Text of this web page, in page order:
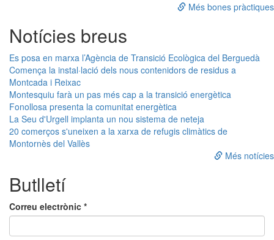
Més bones pràctiques
Notícies breus
Es posa en marxa l’Agència de Transició Ecològica del Berguedà
Comença la instal·lació dels nous contenidors de residus a
Montcada i Reixac
Montesquiu farà un pas més cap a la transició energètica
Fonollosa presenta la comunitat energètica
La Seu d'Urgell implanta un nou sistema de neteja
20 comerços s'uneixen a la xarxa de refugis climàtics de
Montornès del Vallès
Més notícies
Butlletí
Correu electrònic *